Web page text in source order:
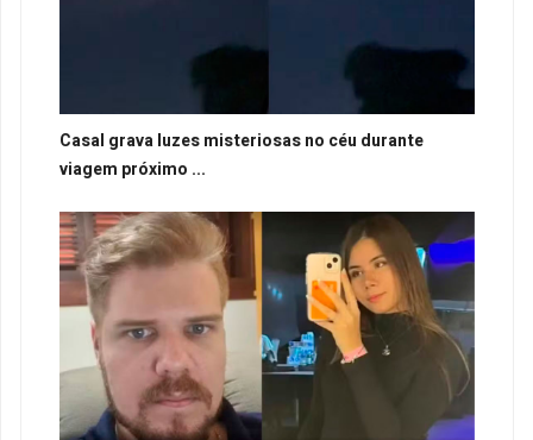
Casal grava luzes misteriosas no céu durante
viagem próximo ...